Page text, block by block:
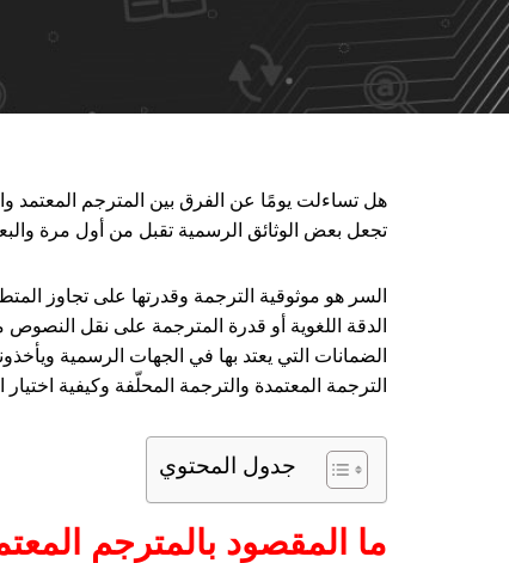
هل تساءلت يومًا عن الفرق بين المترجم المعتمد
تجعل بعض الوثائق الرسمية تقبل من أول مرة
السر هو موثوقية الترجمة وقدرتها على تجاوز
الدقة اللغوية أو قدرة المترجمة على نقل
الضمانات التي يعتد بها في الجهات الرسمية
الترجمة المعتمدة والترجمة المحلّفة وكيفية
جدول المحتوي
ما المقصود بالمترجم